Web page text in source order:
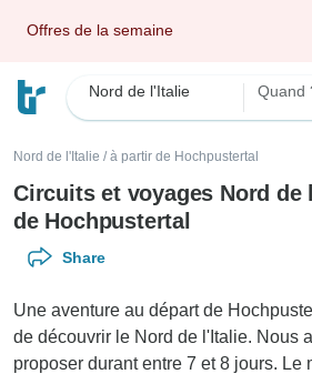
Offres de la semaine
Nord de l'Italie Quand
Nord de l'Italie / à partir de Hochpustertal
Circuits et voyages Nord de
de Hochpustertal
Share
Une aventure au départ de
de découvrir le Nord de l'Italie. Nous
proposer durant entre 7 et 8 jours. Le